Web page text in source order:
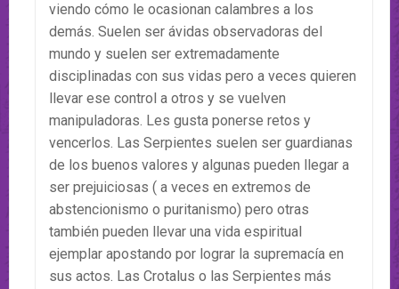
viendo cómo le ocasionan calambres a los
demás. Suelen ser ávidas observadoras del
mundo y suelen ser extremadamente
disciplinadas con sus vidas pero a veces quieren
llevar ese control a otros y se vuelven
manipuladoras. Les gusta ponerse retos y
vencerlos. Las Serpientes suelen ser guardianas
de los buenos valores y algunas pueden llegar a
ser prejuiciosas ( a veces en extremos de
abstencionismo o puritanismo) pero otras
también pueden llevar una vida espiritual
ejemplar apostando por lograr la supremacía en
sus actos. Las Crotalus o las Serpientes más